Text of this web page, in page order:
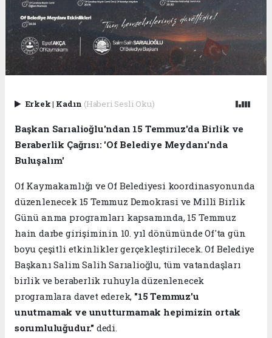
Erkek| Kadın (Haberi Sesli Oku)
Başkan Sarıalioğlu'ndan 15 Temmuz'da Birlik ve
Beraberlik Çağrısı: 'Of Belediye Meydanı'nda
Buluşalım'
Of Kaymakamlığı ve Of Belediyesi koordinasyonunda
düzenlenecek 15 Temmuz Demokrasi ve Millî Birlik
Günü anma programları kapsamında, 15 Temmuz
hain darbe girişiminin 10. yıl dönümünde Of'ta gün
boyu çeşitli etkinlikler gerçekleştirilecek. Of Belediye
Başkanı Salim Salih Sarıalioğlu, tüm vatandaşları
birlik ve beraberlik ruhuyla düzenlenecek
programlara davet ederek, "15 Temmuz'u
unutmamak ve unutturmamak hepimizin ortak
sorumluluğudur." dedi.